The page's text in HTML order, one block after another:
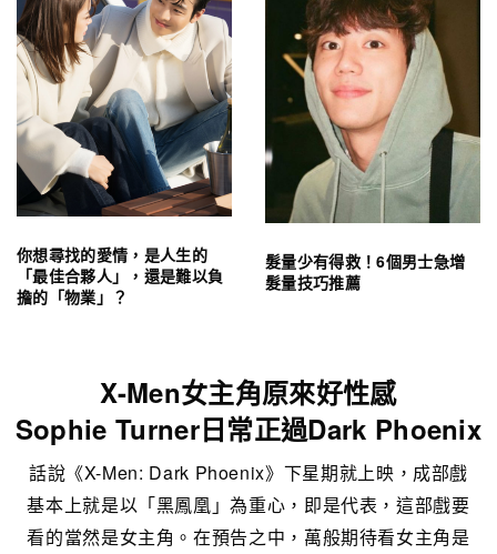
你想尋找的愛情，是人生的
「最佳合夥人」，還是難以負
擔的「物業」？
髮量少有得救！6個男士急增
髮量技巧推薦
X-Men女主角原來好性感
Sophie Turner日常正過Dark Phoenix
話說《X-Men: Dark Phoenix》下星期就上映，成部戲
基本上就是以「黑鳳凰」為重心，即是代表，這部戲要
看的當然是女主角。在預告之中，萬般期待看女主角是